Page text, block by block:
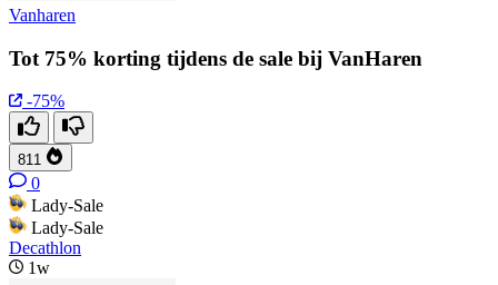
Vanharen
Tot 75% korting tijdens de sale bij VanHaren
-75%
811
0
Lady-Sale
Lady-Sale
Decathlon
1w